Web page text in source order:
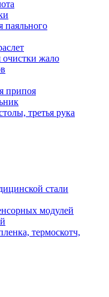
паяльного
очистки жало
припоя
третья рука
стали
модулей
термоскотч,